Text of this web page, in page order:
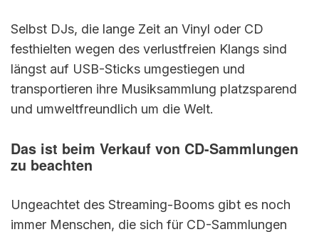
Selbst DJs, die lange Zeit an Vinyl oder CD
festhielten wegen des verlustfreien Klangs sind
längst auf USB-Sticks umgestiegen und
transportieren ihre Musiksammlung platzsparend
und umweltfreundlich um die Welt.
Das ist beim Verkauf von CD-Sammlungen
zu beachten
Ungeachtet des Streaming-Booms gibt es noch
immer Menschen, die sich für CD-Sammlungen